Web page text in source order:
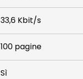
33,6 Kbit/s
100 pagine
Sì